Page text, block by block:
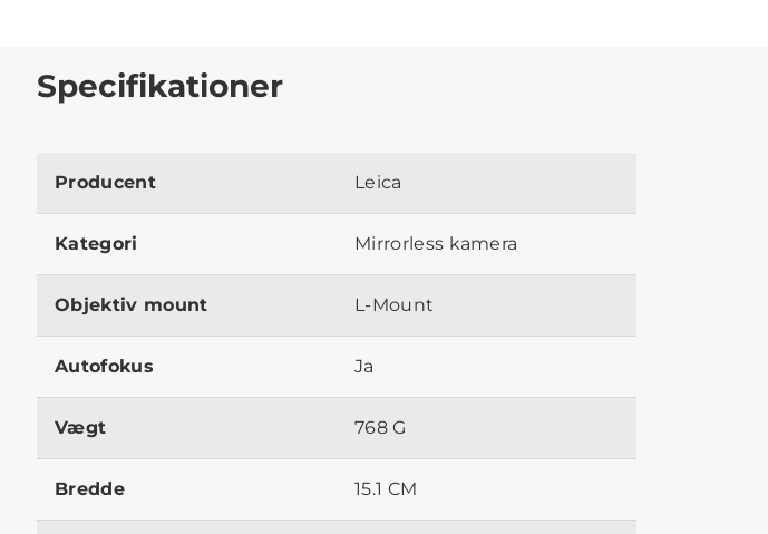
Specifikationer
Producent Leica
Kategori Mirrorless kamera
Objektiv mount L-Mount
Autofokus Ja
Vægt 768 G
Bredde 15.1 CM